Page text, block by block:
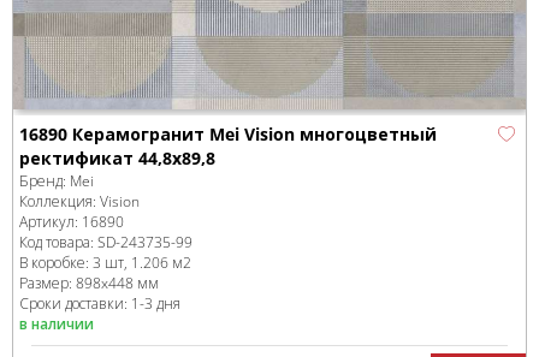
16890 Керамогранит Mei Vision многоцветный
ректификат 44,8x89,8
Бренд: Mei
Коллекция: Vision
Артикул: 16890
Код товара: SD-243735-99
В коробке: 3 шт, 1.206 м2
Размер: 898x448 мм
Сроки доставки: 1-3 дня
в наличии